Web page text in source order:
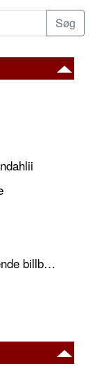
Præstehavre - hængebillbergie - nikkende billbergie